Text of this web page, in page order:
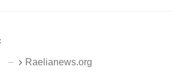
Raelianews.org